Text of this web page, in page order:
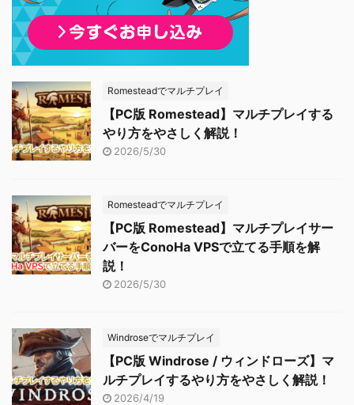
Romesteadでマルチプレイ
【PC版 Romestead】マルチプレイする
やり方をやさしく解説！
2026/5/30
Romesteadでマルチプレイ
【PC版 Romestead】マルチプレイサー
バーをConoHa VPSで立てる手順を解
説！
2026/5/30
Windroseでマルチプレイ
【PC版 Windrose / ウィンドローズ】マ
ルチプレイするやり方をやさしく解説！
2026/4/19